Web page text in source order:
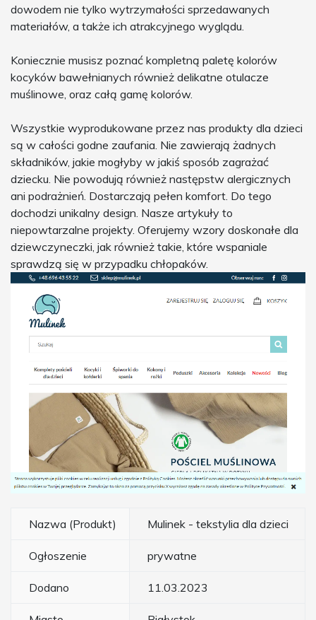
dowodem nie tylko wytrzymałości sprzedawanych
materiałów, a także ich atrakcyjnego wyglądu.
Koniecznie musisz poznać kompletną paletę kolorów
kocyków bawełnianych również delikatne otulacze
muślinowe, oraz całą gamę kolorów.
Wszystkie wyprodukowane przez nas produkty dla dzieci
są w całości godne zaufania. Nie zawierają żadnych
składników, jakie mogłyby w jakiś sposób zagrażać
dziecku. Nie powodują również następstw alergicznych
ani podrażnień. Dostarczają pełen komfort. Do tego
dochodzi unikalny design. Nasze artykuły to
niepowtarzalne projekty. Oferujemy wzory doskonałe dla
dziewczyneczki, jak również takie, które wspaniale
sprawdzą się w przypadku chłopaków.
Nazwa (Produkt) Mulinek - tekstylia dla dzieci
Ogłoszenie prywatne
Dodano 11.03.2023